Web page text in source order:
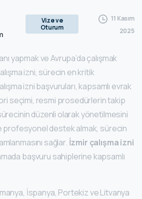
Vize ve
Oturum
11 Kasım
2025
yapmak ve Avrupa’da çalışmak
izni, sürecin en kritik
izni başvuruları, kapsamlı evrak
seçimi, resmi prosedürlerin takip
düzenli olarak yönetilmesini
profesyonel destek almak, sürecin
sağlar. İzmir çalışma izni
başvuru sahiplerine kapsamlı
İspanya, Portekiz ve Litvanya